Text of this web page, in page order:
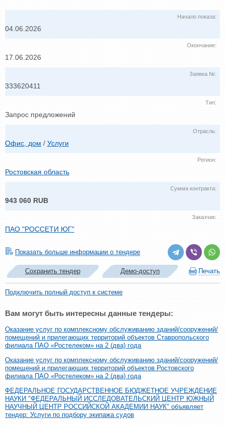
Начало показа:
04.06.2026
Окончание:
17.06.2026
Заявка №:
333620411
Тип:
Запрос предложений
Отрасль:
Офис, дом / Услуги
Регион:
Ростовская область
Сумма контракта:
943 060 RUB
Заказчик:
ПАО "РОССЕТИ ЮГ"
Показать больше информации о тендере
Сохранить тендер Демо-доступ Печать
Подключить полный доступ к системе
Вам могут быть интересны данные тендеры:
Оказание услуг по комплексному обслуживанию зданий/сооружений/
помещений и прилегающих территорий объектов Ставропольского
филиала ПАО «Ростелеком» на 2 (два) года
Оказание услуг по комплексному обслуживанию зданий/сооружений/
помещений и прилегающих территорий объектов Ростовского
филиала ПАО «Ростелеком» на 2 (два) года
ФЕДЕРАЛЬНОЕ ГОСУДАРСТВЕННОЕ БЮДЖЕТНОЕ УЧРЕЖДЕНИЕ
НАУКИ "ФЕДЕРАЛЬНЫЙ ИССЛЕДОВАТЕЛЬСКИЙ ЦЕНТР ЮЖНЫЙ
НАУЧНЫЙ ЦЕНТР РОССИЙСКОЙ АКАДЕМИИ НАУК" объявляет
тендер: Услуги по подбору экипажа судов